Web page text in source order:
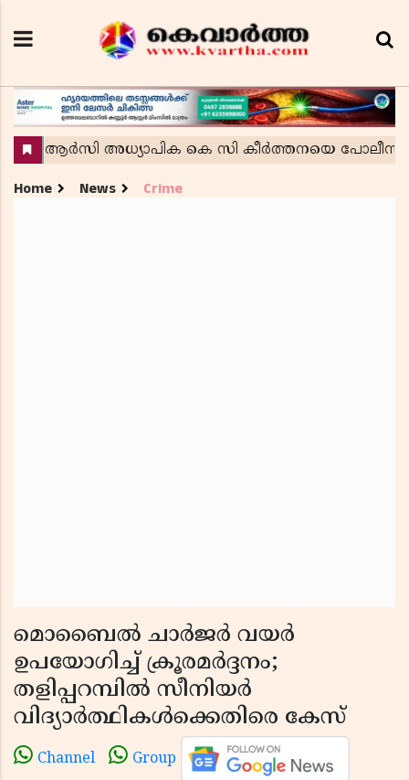
Home News Crime
മൊബൈൽ ചാർജർ വയർ
ഉപയോഗിച്ച് ക്രൂരമർദ്ദനം;
തളിപ്പറമ്പിൽ സീനിയർ
വിദ്യാർത്ഥികൾക്കെതിരെ കേസ്
Channel Group